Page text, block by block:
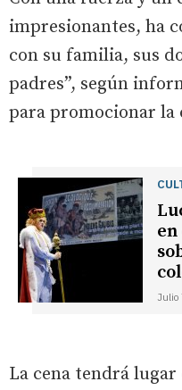
impresionantes, ha
con su familia, sus
padres”, según
para promocionar la
en
Julio
La cena tendrá